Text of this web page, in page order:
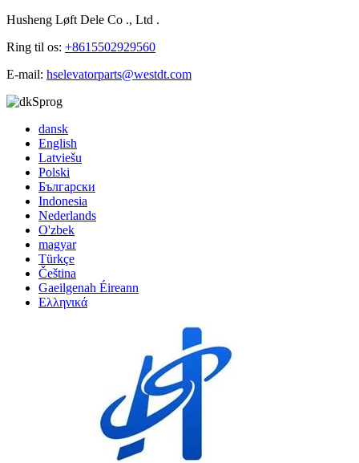
Husheng Løft Dele Co ., Ltd .
Ring til os: +8615502929560
E-mail: hselevatorparts@westdt.com
Sprog
dansk
English
Latviešu
Polski
Български
Indonesia
Nederlands
O'zbek
magyar
Türkçe
Čeština
Gaeilgenah Éireann
Ελληνικά